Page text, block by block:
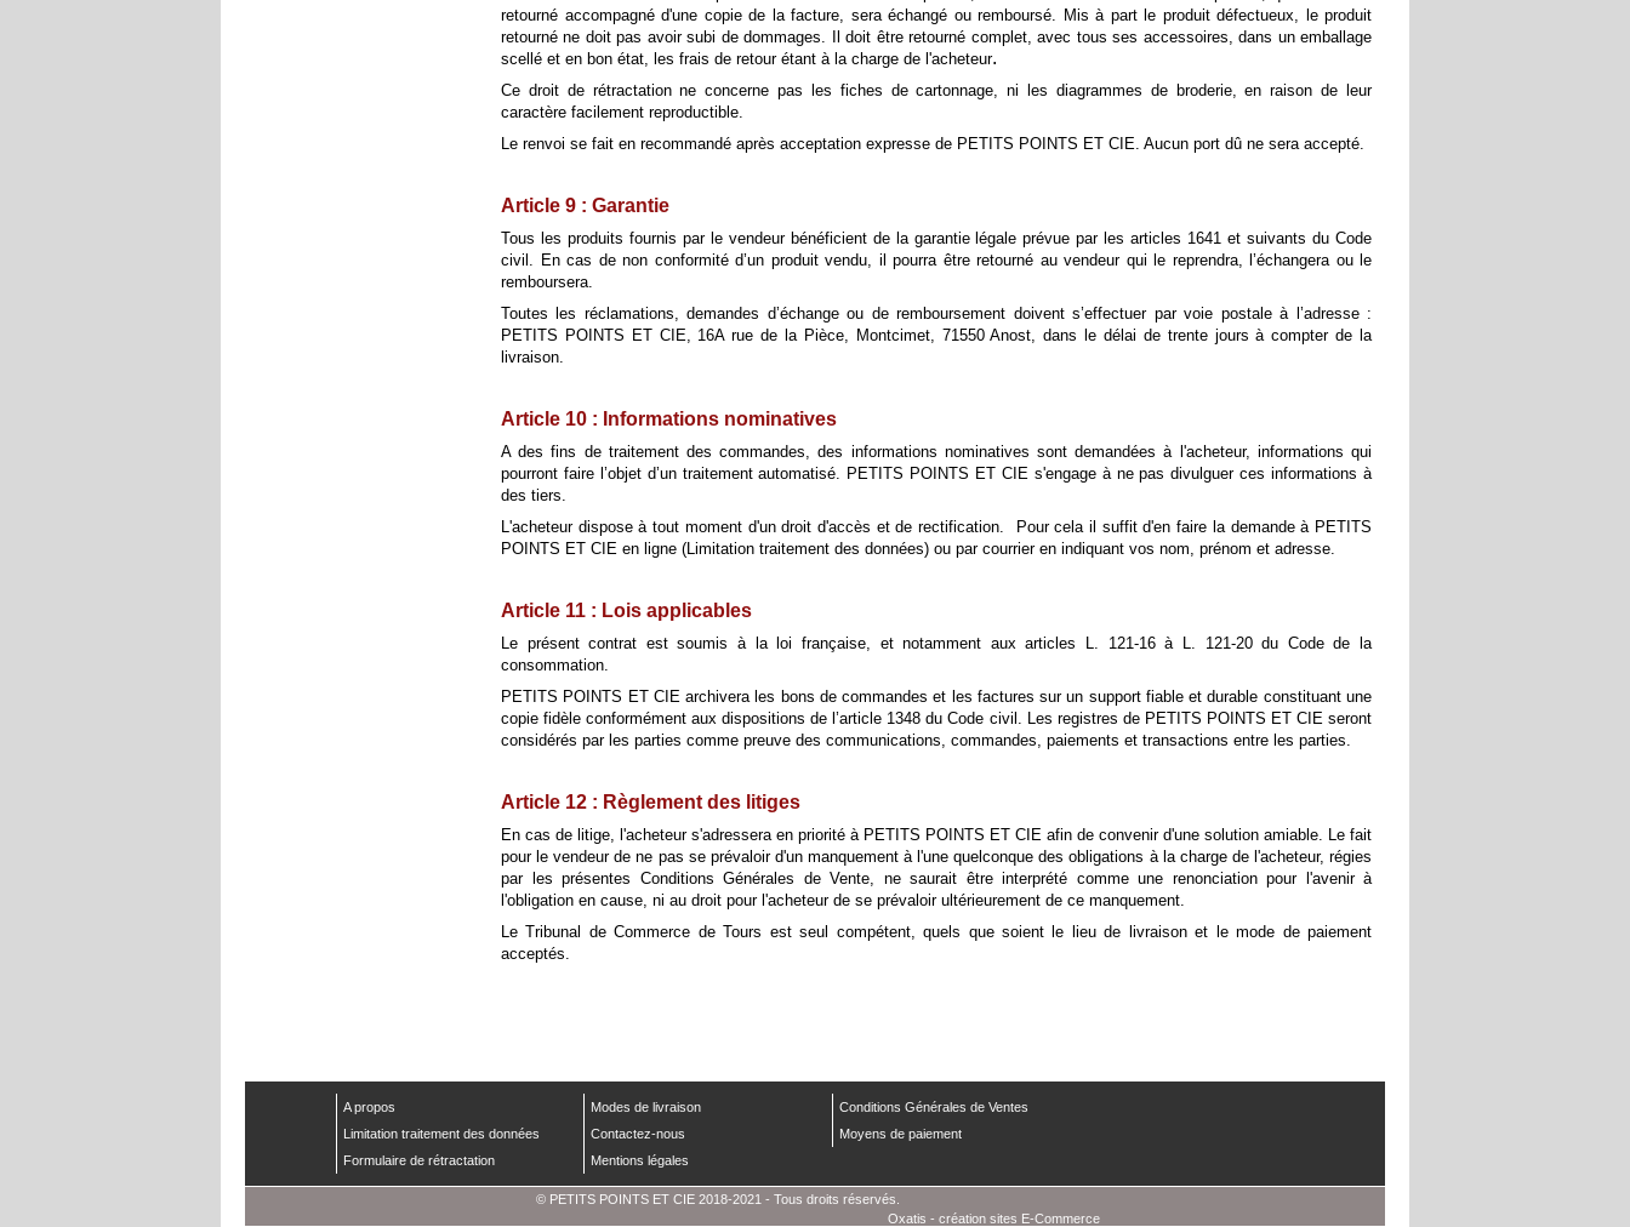
retourné accompagné d'une copie de la facture, sera échangé ou remboursé. Mis à part le produit défectueux, le produit
retourné ne doit pas avoir subi de dommages. Il doit être retourné complet, avec tous ses accessoires, dans un emballage
scellé et en bon état, les frais de retour étant à la charge de l'acheteur.
Ce droit de rétractation ne concerne pas les fiches de cartonnage, ni les diagrammes de broderie, en raison de leur
caractère facilement reproductible.
Le renvoi se fait en recommandé après acceptation expresse de PETITS POINTS ET CIE. Aucun port dû ne sera accepté.
Article 9 : Garantie
Tous les produits fournis par le vendeur bénéficient de la garantie légale prévue par les articles 1641 et suivants du Code
civil. En cas de non conformité d’un produit vendu, il pourra être retourné au vendeur qui le reprendra, l’échangera ou le
remboursera.
Toutes les réclamations, demandes d’échange ou de remboursement doivent s’effectuer par voie postale à l’adresse :
PETITS POINTS ET CIE, 16A rue de la Pièce, Montcimet, 71550 Anost, dans le délai de trente jours à compter de la
livraison.
Article 10 : Informations nominatives
A des fins de traitement des commandes, des informations nominatives sont demandées à l'acheteur, informations qui
pourront faire l’objet d’un traitement automatisé. PETITS POINTS ET CIE s'engage à ne pas divulguer ces informations à
des tiers.
L'acheteur dispose à tout moment d'un droit d'accès et de rectification. Pour cela il suffit d'en faire la demande à PETITS
POINTS ET CIE en ligne (Limitation traitement des données) ou par courrier en indiquant vos nom, prénom et adresse.
Article 11 : Lois applicables
Le présent contrat est soumis à la loi française, et notamment aux articles L. 121-16 à L. 121-20 du Code de la
consommation.
PETITS POINTS ET CIE archivera les bons de commandes et les factures sur un support fiable et durable constituant une
copie fidèle conformément aux dispositions de l’article 1348 du Code civil. Les registres de PETITS POINTS ET CIE seront
considérés par les parties comme preuve des communications, commandes, paiements et transactions entre les parties.
Article 12 : Règlement des litiges
En cas de litige, l'acheteur s'adressera en priorité à PETITS POINTS ET CIE afin de convenir d'une solution amiable. Le fait
pour le vendeur de ne pas se prévaloir d'un manquement à l'une quelconque des obligations à la charge de l'acheteur, régies
par les présentes Conditions Générales de Vente, ne saurait être interprété comme une renonciation pour l'avenir à
l'obligation en cause, ni au droit pour l'acheteur de se prévaloir ultérieurement de ce manquement.
Le Tribunal de Commerce de Tours est seul compétent, quels que soient le lieu de livraison et le mode de paiement
acceptés.
A propos Modes de livraison
Conditions Générales de Ventes
Limitation traitement des données
Contactez-nous
Moyens de paiement
Formulaire de rétractation
Mentions légales
© PETITS POINTS ET CIE 2018-2021 - Tous droits réservés.
Oxatis - création sites E-Commerce